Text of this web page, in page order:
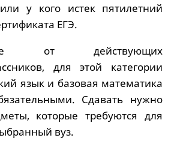
у кого истек пятилетний
ЕГЭ.
от действующих
для этой категории
язык и базовая математика
Сдавать нужно
которые требуются для
вуз.